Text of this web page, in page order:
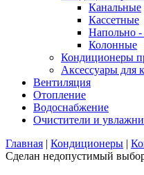
Канальные
Кассетные
Напольно
Колонные
Кондиционеры
Аксессуары для
Вентиляция
Отопление
Водоснабжение
Очистители и
Главная | Кондиционеры |
Сделан недопустимый